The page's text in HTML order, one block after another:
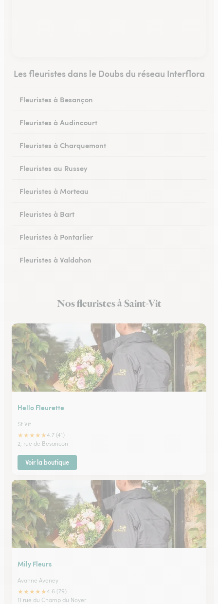
Les fleuristes dans le Doubs du réseau Interflora
Fleuristes à Besançon
Fleuristes à Audincourt
Fleuristes à Charquemont
Fleuristes au Russey
Fleuristes à Morteau
Fleuristes à Bart
Fleuristes à Pontarlier
Fleuristes à Valdahon
Fleuristes à Avanne-Aveney
Nos fleuristes à Saint-Vit
Hello Fleurette
St Vit
★★★★★4.7 (41)
2, rue de Besancon
Voir la boutique
Mily Fleurs
Avanne Aveney
★★★★★4.6 (79)
11 rue du Champ du Noyer